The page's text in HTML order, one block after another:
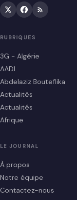
RUBRIQUES
3G - Algérie
AADL
Abdelaziz Bouteflika
Actualités
Actualités
Afrique
LE JOURNAL
À propos
Notre équipe
Contactez-nous